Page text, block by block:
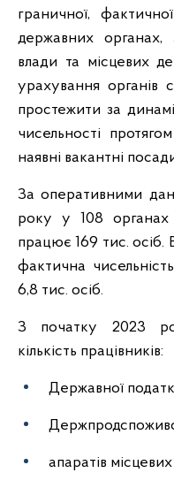
граничної,
державних органах,
влади та місцевих
урахування органів
простежити за
чисельності
наявні вакантні
За оперативними
року у 108 органах
працює 169 тис. осіб.
фактична
6,8 тис. осіб.
З початку 2023
кількість працівників:
Державної
апаратів